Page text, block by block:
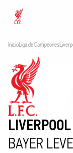
Now live
InicioLiga de Campeones
LIVERPOOL
BAYER